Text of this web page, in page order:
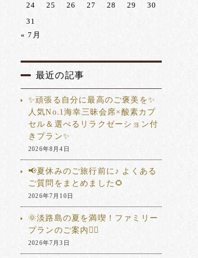
24
25 26 27 28 29
30
31
« 7月
最近の記事
✨頑張る自分に最高のご褒美を✨
人気No.1海幸三昧会席×酸素カプ
セル＆選べるリラクゼーション付
きプラン✨
2026年8月4日
📢夏休みのご旅行前に♪ よくある
ご質問をまとめました🌻
2026年7月10日
🌞淡路島の夏を満喫！ファミリー
プランのご案内🏊‍♂️
2026年7月3日